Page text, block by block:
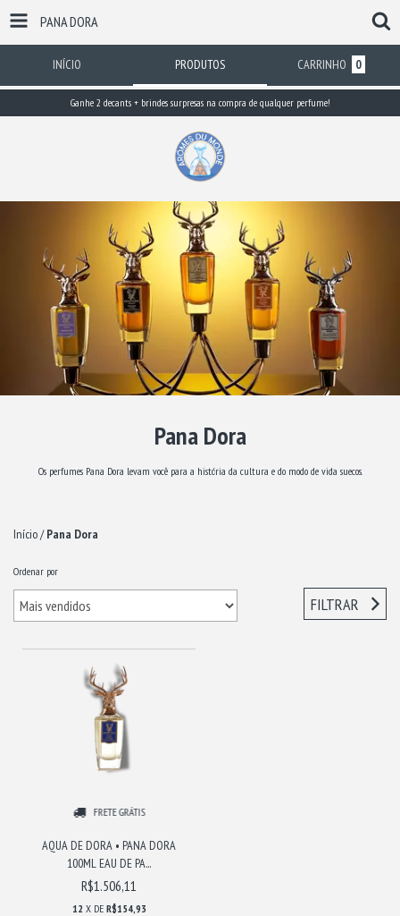
PANA DORA
INÍCIO PRODUTOS CARRINHO 0
Ganhe 2 decants + brindes surpresas na compra de qualquer perfume!
Pana Dora
Os perfumes Pana Dora levam você para a história da cultura e do modo de vida suecos.
Início/ Pana Dora
Ordenar por
FILTRAR
FRETE GRÁTIS
AQUA DE DORA • PANA DORA
100ML EAU DE PA...
R$1.506,11
12 X DE R$154,93